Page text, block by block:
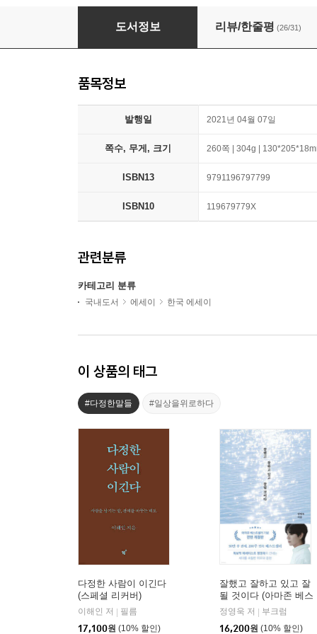
모든 날에 모든 순간에 위로를 보낸다
도서정보 리뷰/한줄평 (26/31)
품목정보
발행일 2021년 04월 07일
쪽수, 무게, 크기 260쪽 | 304g |
ISBN13 9791196797799
ISBN10 119679779X
관련분류
카테고리 분류
국내도서 에세이 한국 에세이
이 상품의 태그
#다정한말들 #일상을위로하다
다정한 사람이 이긴다
(스페셜 리커버)
이해인 저 | 필름
17,100원 (10% 할인)
잘했고 잘하고 있고 잘
될 것이다 (아마존 베스
트셀러 기념 전면 개정
판)
정영욱 저 | 부크럼
16,200원 (10% 할인)